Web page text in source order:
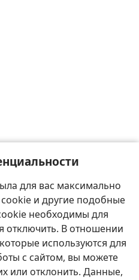
для вас максимально
и другие подобные
необходимы для
отключить. В отношении
используются для
с сайтом, вы можете
или отклонить. Данные,